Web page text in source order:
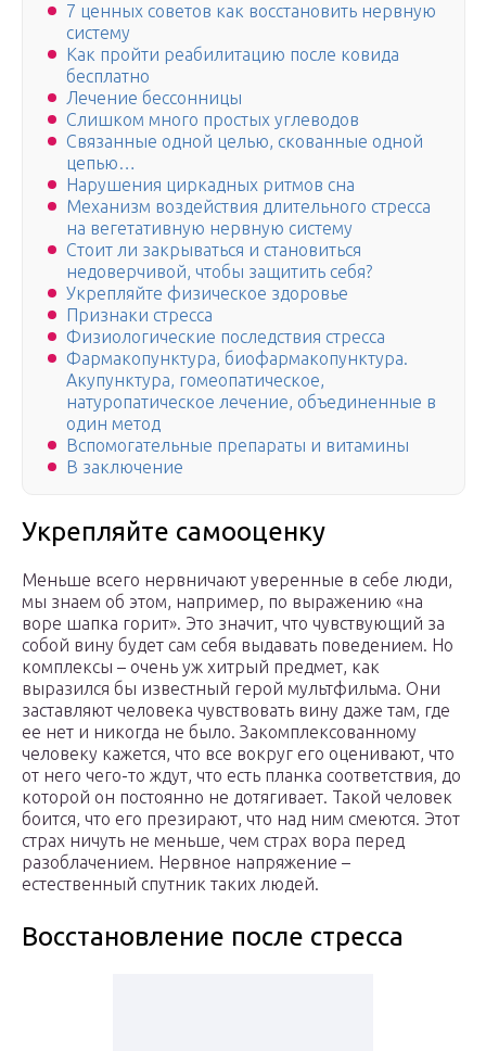
7 ценных советов как восстановить нервную
систему
Как пройти реабилитацию после ковида
бесплатно
Лечение бессонницы
Слишком много простых углеводов
Связанные одной целью, скованные одной
цепью…
Нарушения циркадных ритмов сна
Механизм воздействия длительного стресса
на вегетативную нервную систему
Стоит ли закрываться и становиться
недоверчивой, чтобы защитить себя?
Укрепляйте физическое здоровье
Признаки стресса
Физиологические последствия стресса
Фармакопунктура, биофармакопунктура.
Акупунктура, гомеопатическое,
натуропатическое лечение, объединенные в
один метод
Вспомогательные препараты и витамины
В заключение
Укрепляйте самооценку
Меньше всего нервничают уверенные в себе люди,
мы знаем об этом, например, по выражению «на
воре шапка горит». Это значит, что чувствующий за
собой вину будет сам себя выдавать поведением. Но
комплексы – очень уж хитрый предмет, как
выразился бы известный герой мультфильма. Они
заставляют человека чувствовать вину даже там, где
ее нет и никогда не было. Закомплексованному
человеку кажется, что все вокруг его оценивают, что
от него чего-то ждут, что есть планка соответствия, до
которой он постоянно не дотягивает. Такой человек
боится, что его презирают, что над ним смеются. Этот
страх ничуть не меньше, чем страх вора перед
разоблачением. Нервное напряжение –
естественный спутник таких людей.
Восстановление после стресса